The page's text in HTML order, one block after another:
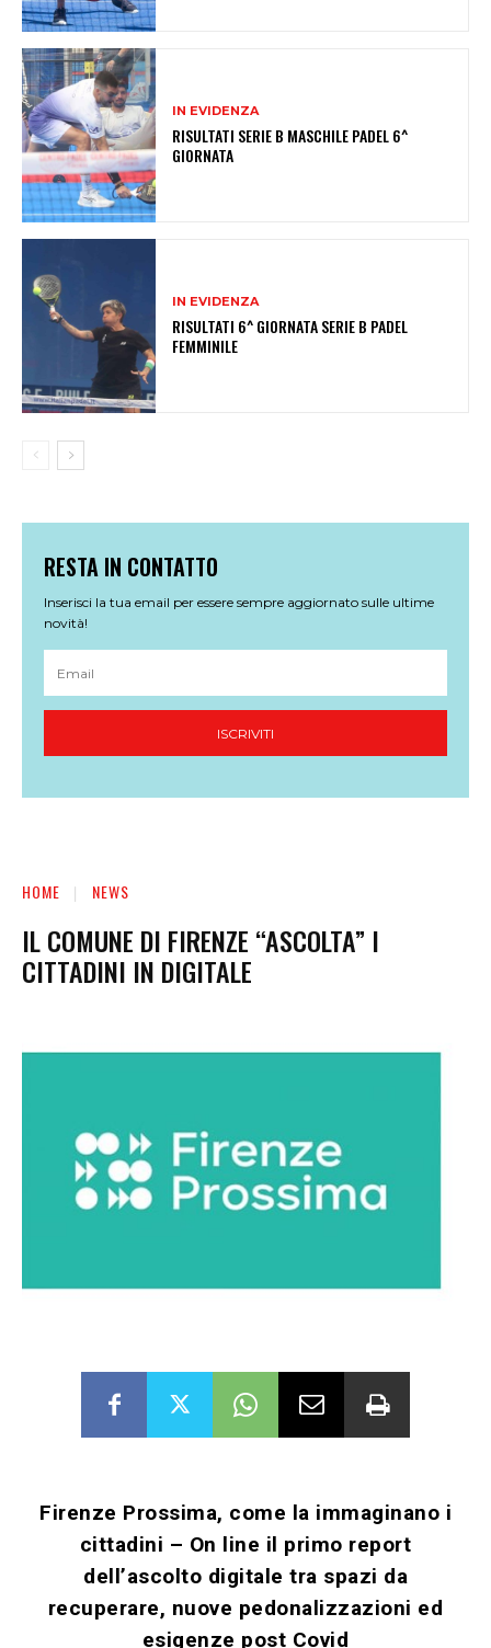
IN EVIDENZA
RISULTATI SERIE B MASCHILE PADEL 6^
GIORNATA
IN EVIDENZA
RISULTATI 6^ GIORNATA SERIE B PADEL
FEMMINILE
RESTA IN CONTATTO
Inserisci la tua email per essere sempre aggiornato sulle ultime
novità!
ISCRIVITI